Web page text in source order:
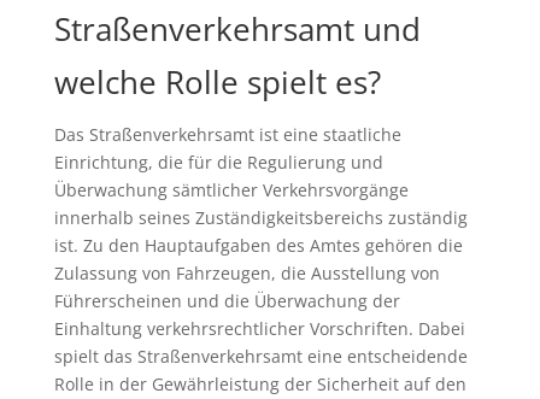
Straßenverkehrsamt und
welche Rolle spielt es?
Das Straßenverkehrsamt ist eine staatliche
Einrichtung, die für die Regulierung und
Überwachung sämtlicher Verkehrsvorgänge
innerhalb seines Zuständigkeitsbereichs zuständig
ist. Zu den Hauptaufgaben des Amtes gehören die
Zulassung von Fahrzeugen, die Ausstellung von
Führerscheinen und die Überwachung der
Einhaltung verkehrsrechtlicher Vorschriften. Dabei
spielt das Straßenverkehrsamt eine entscheidende
Rolle in der Gewährleistung der Sicherheit auf den